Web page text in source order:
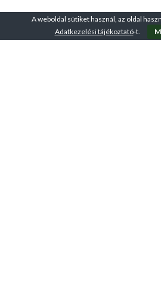
A weboldal sütiket használ, az oldal
Adatkezelési tájékoztató-t.